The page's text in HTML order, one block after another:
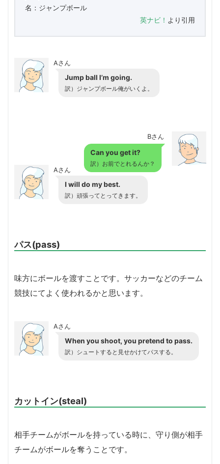
名：ジャンプボール
英ナビ！ より引用
Aさん
Jump ball I’m going.
訳）ジャンプボール俺がいくよ。
Bさん
Can you get it?
訳）お前でとれるんか？
Aさん
I will do my best.
訳）頑張ってとってきます。
パス(pass)
味方にボールを渡すことです。サッカーなどのチーム
競技にてよく使われるかと思います。
Aさん
When you shoot, you pretend to pass.
訳）シュートすると見せかけてパスする。
カットイン(steal)
相手チームがボールを持っている時に、守り側が相手
チームがボールを奪うことです。